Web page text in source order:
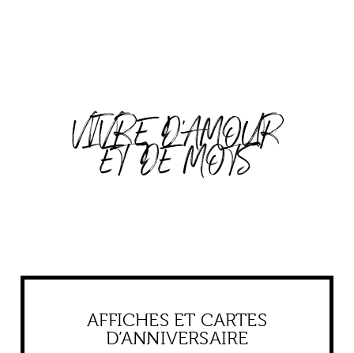
VIVRE D'AMOUR
ET DE MOTS
AFFICHES ET CARTES
D’ANNIVERSAIRE